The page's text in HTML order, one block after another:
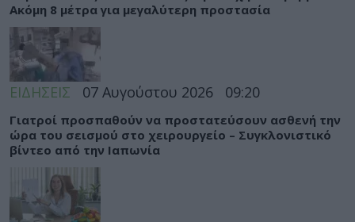
Ακόμη 8 μέτρα για μεγαλύτερη προστασία
ΕΙΔΗΣΕΙΣ 07 Αυγούστου 2026 09:20
Γιατροί προσπαθούν να προστατεύσουν ασθενή την
ώρα του σεισμού στο χειρουργείο – Συγκλονιστικό
βίντεο από την Ιαπωνία